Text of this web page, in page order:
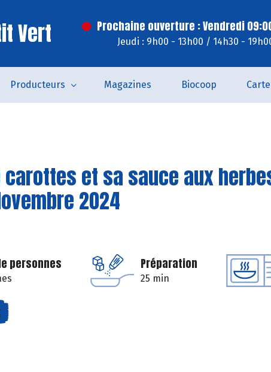
Vert Prochaine ouverture : Vendredi
Jeudi : 9h00 - 13h00 / 14h30 -
Producteurs Magazines Biocoop
carottes et sa sauce aux
2024
personnes Préparation
25 min